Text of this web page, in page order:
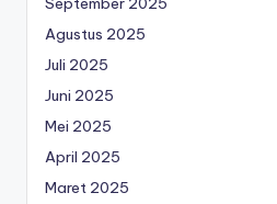
Agustus 2025
Juli 2025
Juni 2025
Mei 2025
April 2025
Maret 2025